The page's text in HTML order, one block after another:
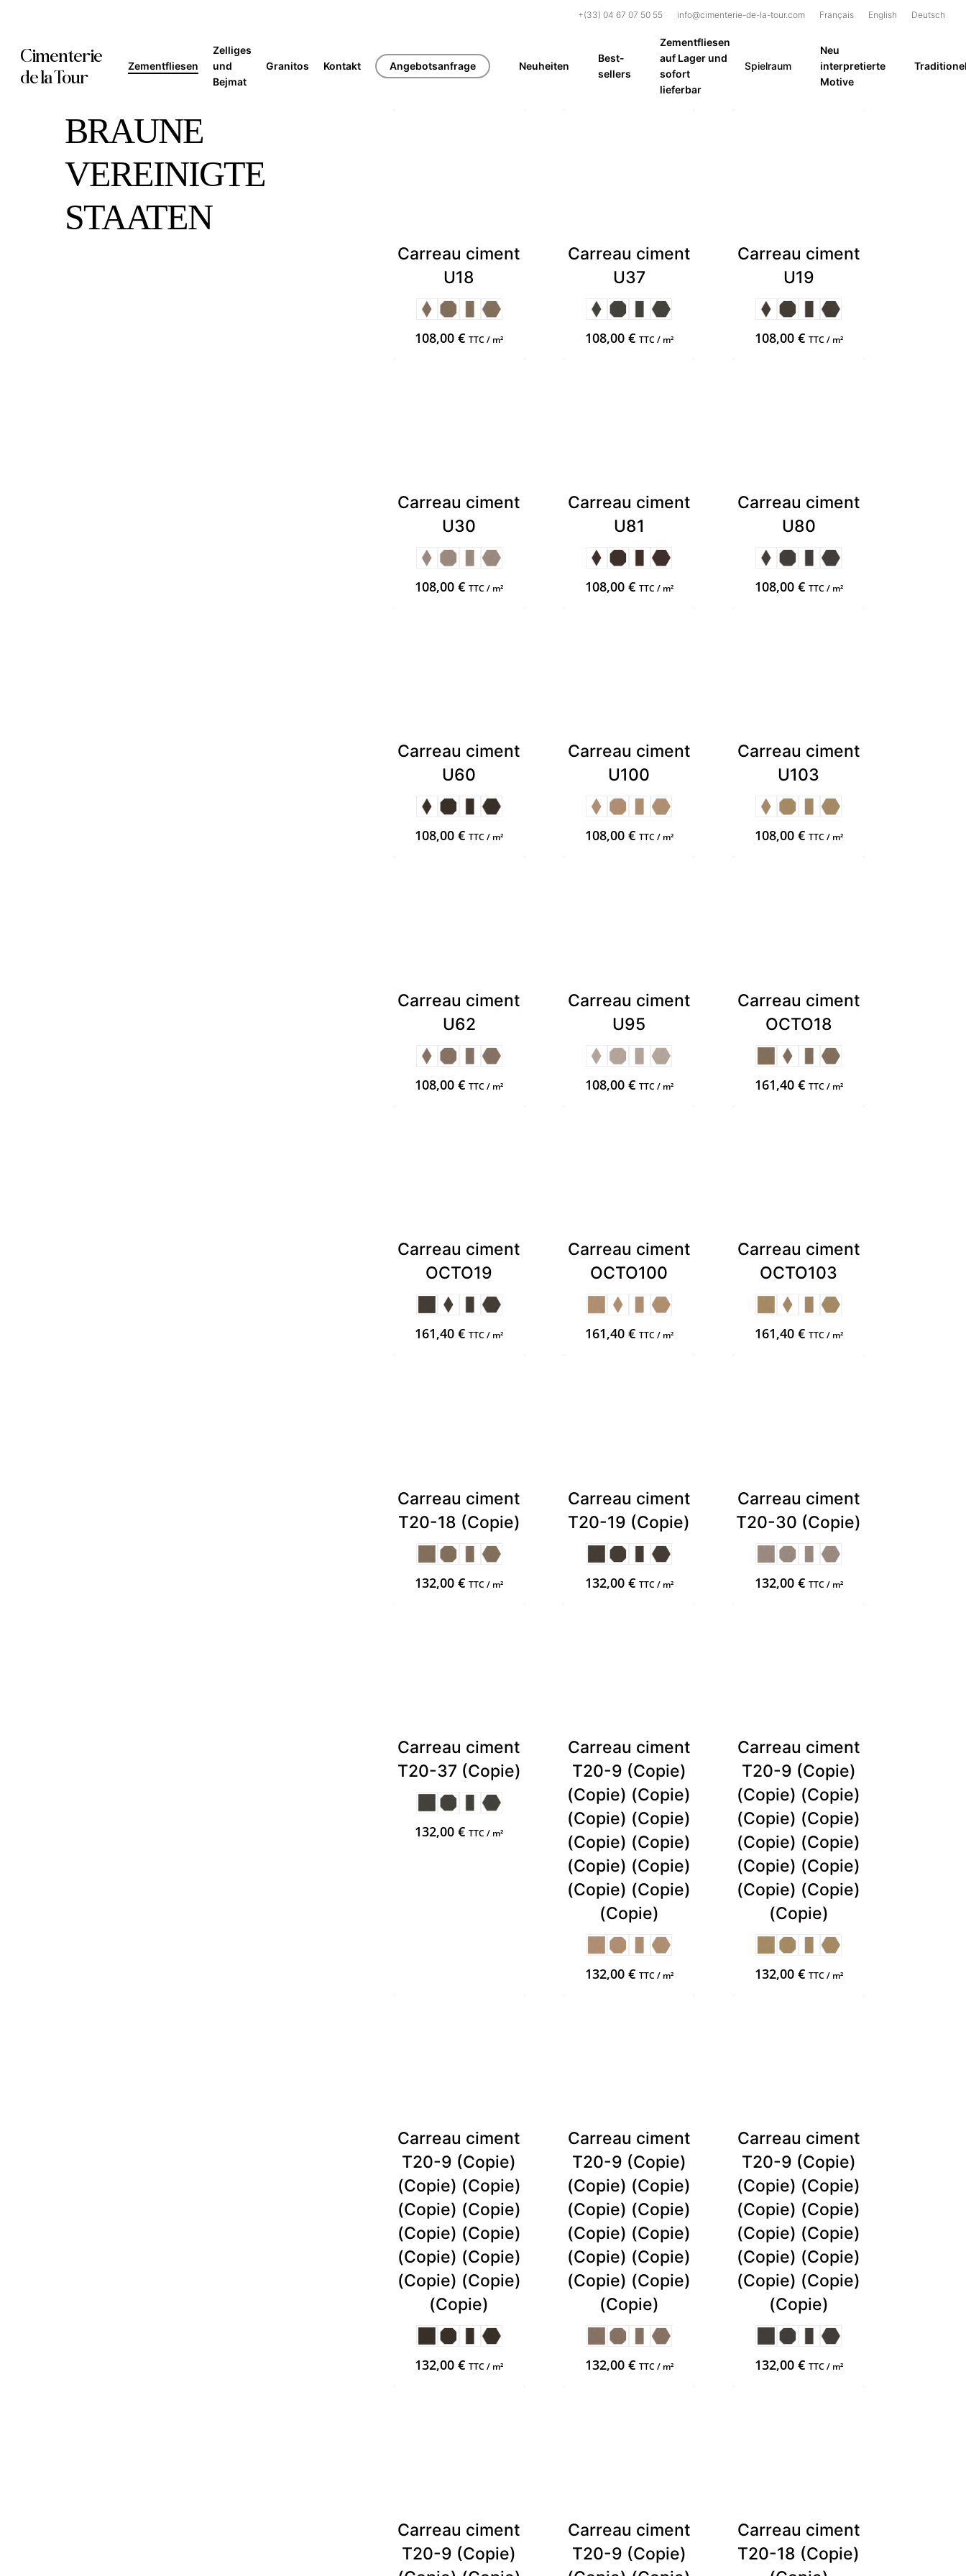
main
content
+(33) 04 67 07 50 55 info@cimenterie-de-la-tour.com Français English Deutsch
Cimenterie
de la Tour
Zementfliesen
Zelliges
und
Bejmat
Granitos Kontakt Angebotsanfrage Neuheiten
Best-
sellers
Zementfliesen
auf Lager und
sofort
lieferbar
Spielraum
Neu
interpretierte
Motive
BRAUNE
VEREINIGTE
STAATEN
Carreau ciment
U18
108,00€ TTC / m²
Carreau ciment
U37
108,00 € TTC / m²
Carreau ciment
U19
108,00 € TTC / m²
Carreau ciment
U30
108,00€ TTC / m²
Carreau ciment
U81
108,00 € TTC / m²
Carreau ciment
U80
108,00 € TTC / m²
Carreau ciment
U60
108,00€ TTC / m²
Carreau ciment
U100
108,00 € TTC / m²
Carreau ciment
U103
108,00 € TTC / m²
Carreau ciment
U62
108,00€ TTC / m²
Carreau ciment
U95
108,00 € TTC / m²
Carreau ciment
OCTO18
161,40 € TTC / m²
Carreau ciment
OCTO19
161,40€ TTC / m²
Carreau ciment
OCTO100
161,40 € TTC / m²
Carreau ciment
OCTO103
161,40 € TTC / m²
Carreau ciment
T20-18 (Copie)
132,00€ TTC / m²
Carreau ciment
T20-19 (Copie)
132,00 € TTC / m²
Carreau ciment
T20-30 (Copie)
132,00 € TTC / m²
Carreau ciment
T20-37 (Copie)
132,00€ TTC / m²
Carreau ciment
T20-9 (Copie)
(Copie) (Copie)
(Copie) (Copie)
(Copie) (Copie)
(Copie) (Copie)
(Copie) (Copie)
(Copie)
132,00 € TTC / m²
Carreau ciment
T20-9 (Copie)
(Copie) (Copie)
(Copie) (Copie)
(Copie) (Copie)
(Copie) (Copie)
(Copie) (Copie)
(Copie)
132,00 € TTC / m²
Carreau ciment
T20-9 (Copie)
(Copie) (Copie)
(Copie) (Copie)
(Copie) (Copie)
(Copie) (Copie)
(Copie) (Copie)
(Copie)
132,00€ TTC / m²
Carreau ciment
T20-9 (Copie)
(Copie) (Copie)
(Copie) (Copie)
(Copie) (Copie)
(Copie) (Copie)
(Copie) (Copie)
(Copie)
132,00 € TTC / m²
Carreau ciment
T20-9 (Copie)
(Copie) (Copie)
(Copie) (Copie)
(Copie) (Copie)
(Copie) (Copie)
(Copie) (Copie)
(Copie)
132,00 € TTC / m²
Carreau ciment
T20-9 (Copie)
Carreau ciment
T20-9 (Copie)
Carreau ciment
T20-18 (Copie)